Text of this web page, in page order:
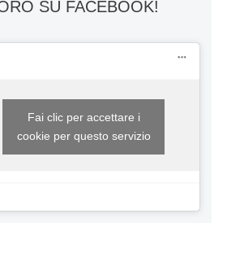
SU FACEBOOK!
Fai clic per accettare i
cookie per questo servizio